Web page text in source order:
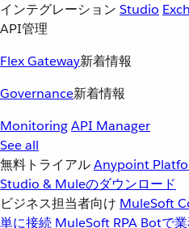
インテグレーション Studio
API管理
Flex Gateway新着情報
Governance新着情報
MonitoringAPI Manager
See all
無料トライアルAnypoint
Studio & Muleのダウンロード
ビジネス担当者向け MuleSoft
単に接続 MuleSoft RPA Botで